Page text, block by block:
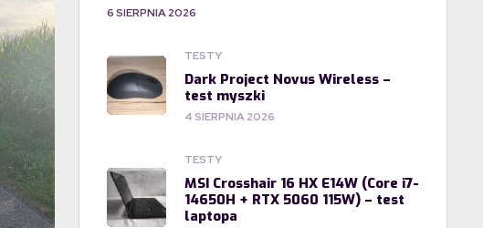
6 SIERPNIA 2026
TESTY
Dark Project Novus Wireless –
test myszki
4 SIERPNIA 2026
TESTY
MSI Crosshair 16 HX E14W (Core i7-
14650H + RTX 5060 115W) – test
laptopa